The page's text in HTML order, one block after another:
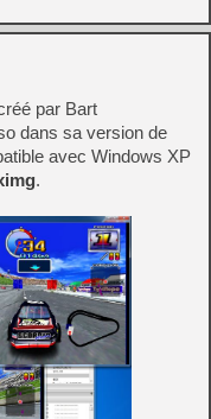
par Bart
dans sa version de
avec Windows XP
.